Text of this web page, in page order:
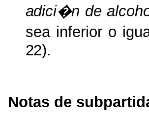
adici�n de
sea inferior o
22).
Notas de